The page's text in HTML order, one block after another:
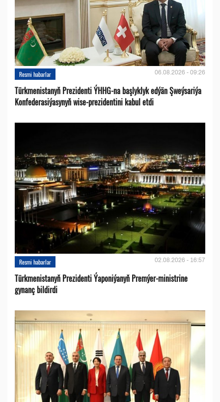
Resmi habarlar 06.08.2026 - 09:26
Türkmenistanyň Prezidenti ÝHHG-na başlyklyk edýän Şweýsariýa
Konfederasiýasynyň wise-prezidentini kabul etdi
Resmi habarlar 02.08.2026 - 16:57
Türkmenistanyň Prezidenti Ýaponiýanyň Premýer-ministrine
gynanç bildirdi